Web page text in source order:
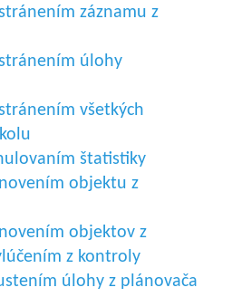
záznamu z
úlohy
všetkých
štatistiky
objektu z
objektov z
z kontroly
úlohy z plánovača